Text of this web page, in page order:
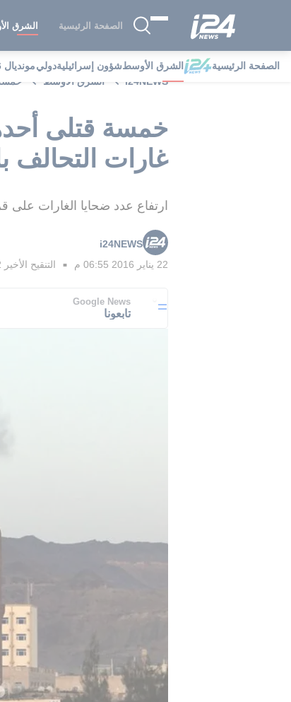
الصفحة الرئيسية الشرق
الصفحة الرئيسية الشرق الأوسطشؤون إسرائيليةدوليمونديال 2026
i24NEWS
الشرق الأوسط
خمسة قتلى
غارات التحالف
ارتفاع عدد ضحايا الغارات على قرية ضحيان الى 26 قتيلا بينهم مسعفون
i24NEWS
22 يناير 2016 06:55 م
■ التنقيح الأخير
Google News
تابعونا